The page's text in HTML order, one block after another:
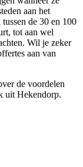
aan het
de 30 en 100
tot aan wel
Wil je zeker
aan van
de voordelen
uit Hekendorp.